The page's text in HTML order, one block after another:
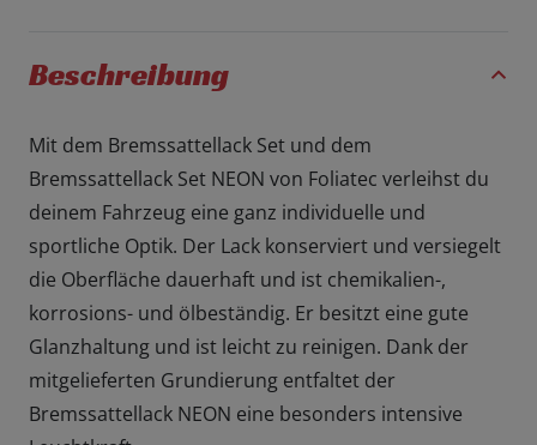
Beschreibung
Mit dem Bremssattellack Set und dem
Bremssattellack Set NEON von Foliatec verleihst du
deinem Fahrzeug eine ganz individuelle und
sportliche Optik. Der Lack konserviert und versiegelt
die Oberfläche dauerhaft und ist chemikalien-,
korrosions- und ölbeständig. Er besitzt eine gute
Glanzhaltung und ist leicht zu reinigen. Dank der
mitgelieferten Grundierung entfaltet der
Bremssattellack NEON eine besonders intensive